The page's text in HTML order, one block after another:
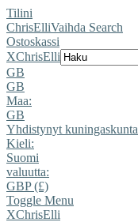
Tilini
ChrisElliVaihda Search
Ostoskassi
XChrisElli
GB
GB
Maa:
GB
Yhdistynyt kuningaskunta
Kieli:
Suomi
valuutta:
GBP (£)
Toggle Menu
XChrisElli